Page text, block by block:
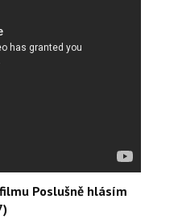
Poslušně hlásím